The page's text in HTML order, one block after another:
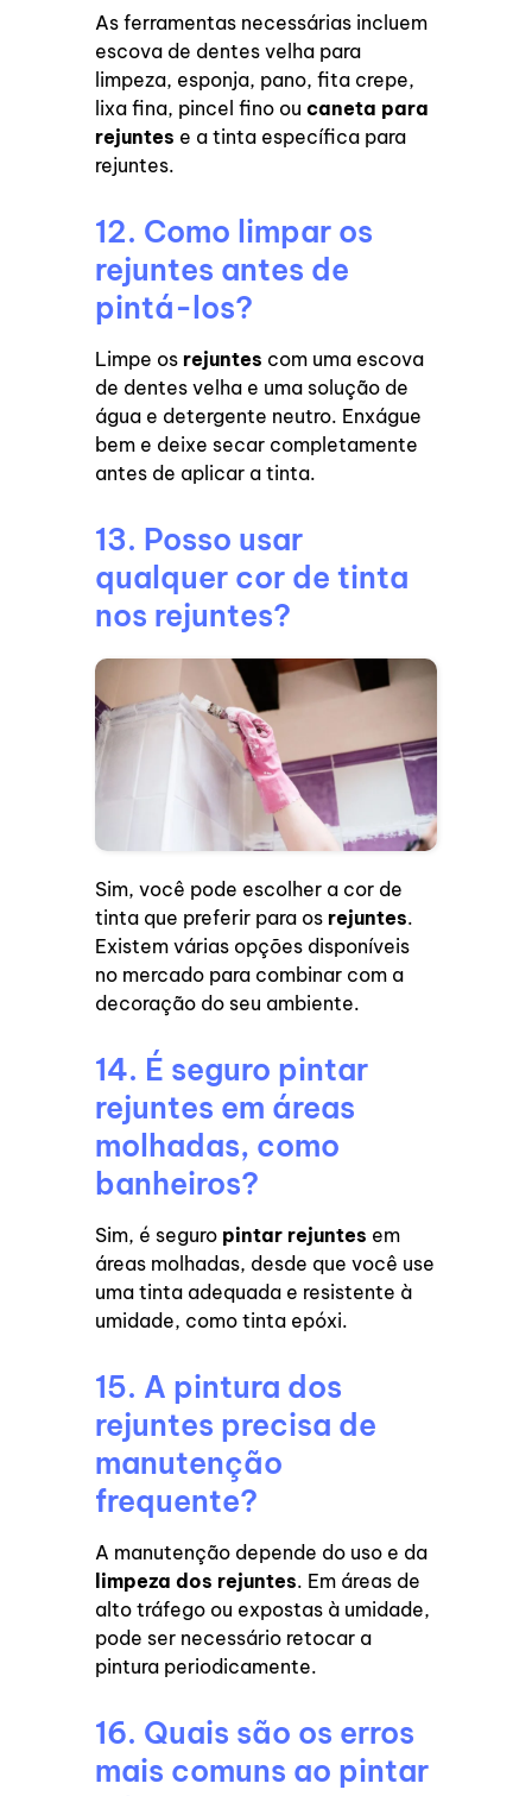
As ferramentas necessárias incluem
escova de dentes velha para
limpeza, esponja, pano, fita crepe,
lixa fina, pincel fino oucaneta para
rejuntes e a tinta específica para
rejuntes.
12. Como limpar os
rejuntes antes de
pintá-los?
Limpe os rejuntes com uma escova
de dentes velha e uma solução de
água e detergente neutro. Enxágue
bem e deixe secar completamente
antes de aplicar a tinta.
13. Posso usar
qualquer cor de tinta
nos rejuntes?
Sim, você pode escolher a cor de
tinta que preferir para os rejuntes.
Existem várias opções disponíveis
no mercado para combinar com a
decoração do seu ambiente.
14. É seguro pintar
rejuntes em áreas
molhadas, como
banheiros?
Sim, é seguro pintar rejuntes em
áreas molhadas, desde que você use
uma tinta adequada e resistente à
umidade, como tinta epóxi.
15. A pintura dos
rejuntes precisa de
manutenção
frequente?
A manutenção depende do uso e da
limpeza dos rejuntes. Em áreas de
alto tráfego ou expostas à umidade,
pode ser necessário retocar a
pintura periodicamente.
16. Quais são os erros
mais comuns ao pintar